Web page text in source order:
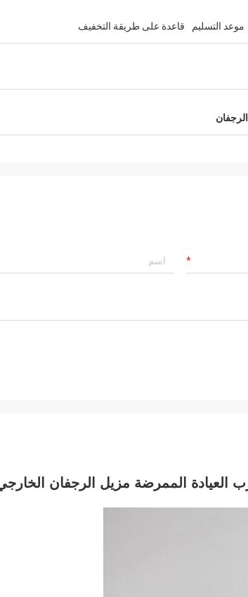
موعد التسليم قاعدة على طريقة التخفيف
العيادة الممرضة مزيل الرجفان